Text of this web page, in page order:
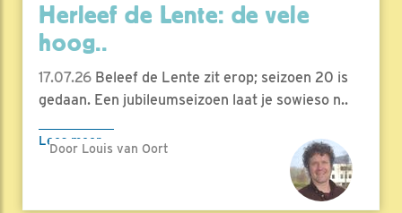
Herleef de Lente: de vele
hoog..
17.07.26 Beleef de Lente zit erop; seizoen 20 is
gedaan. Een jubileumseizoen laat je sowieso n..
Lees meer
Door Louis van Oort